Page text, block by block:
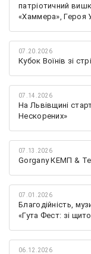
патріотичний
«Хаммера», Героя
07.20.2026
Кубок Воїнів зі
07.14.2026
На Львівщині
Нескорених»
07.13.2026
Gorgany КЕМП &
07.01.2026
Благодійність,
«Гута Фест: зі
06.12.2026